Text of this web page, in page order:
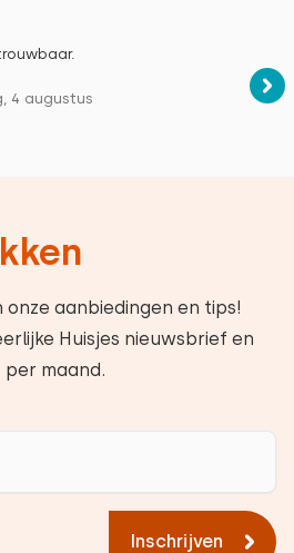
4 augustus
aanbiedingen en tips!
Huisjes nieuwsbrief en
maand.
Inschrijven